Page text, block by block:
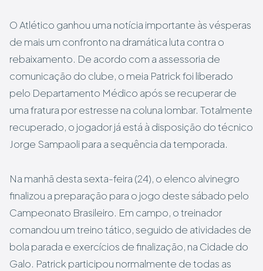
O Atlético ganhou uma notícia importante às vésperas
de mais um confronto na dramática luta contra o
rebaixamento. De acordo com a assessoria de
comunicação do clube, o meia Patrick foi liberado
pelo Departamento Médico após se recuperar de
uma fratura por estresse na coluna lombar. Totalmente
recuperado, o jogador já está à disposição do técnico
Jorge Sampaoli para a sequência da temporada.
Na manhã desta sexta-feira (24), o elenco alvinegro
finalizou a preparação para o jogo deste sábado pelo
Campeonato Brasileiro. Em campo, o treinador
comandou um treino tático, seguido de atividades de
bola parada e exercícios de finalização, na Cidade do
Galo. Patrick participou normalmente de todas as